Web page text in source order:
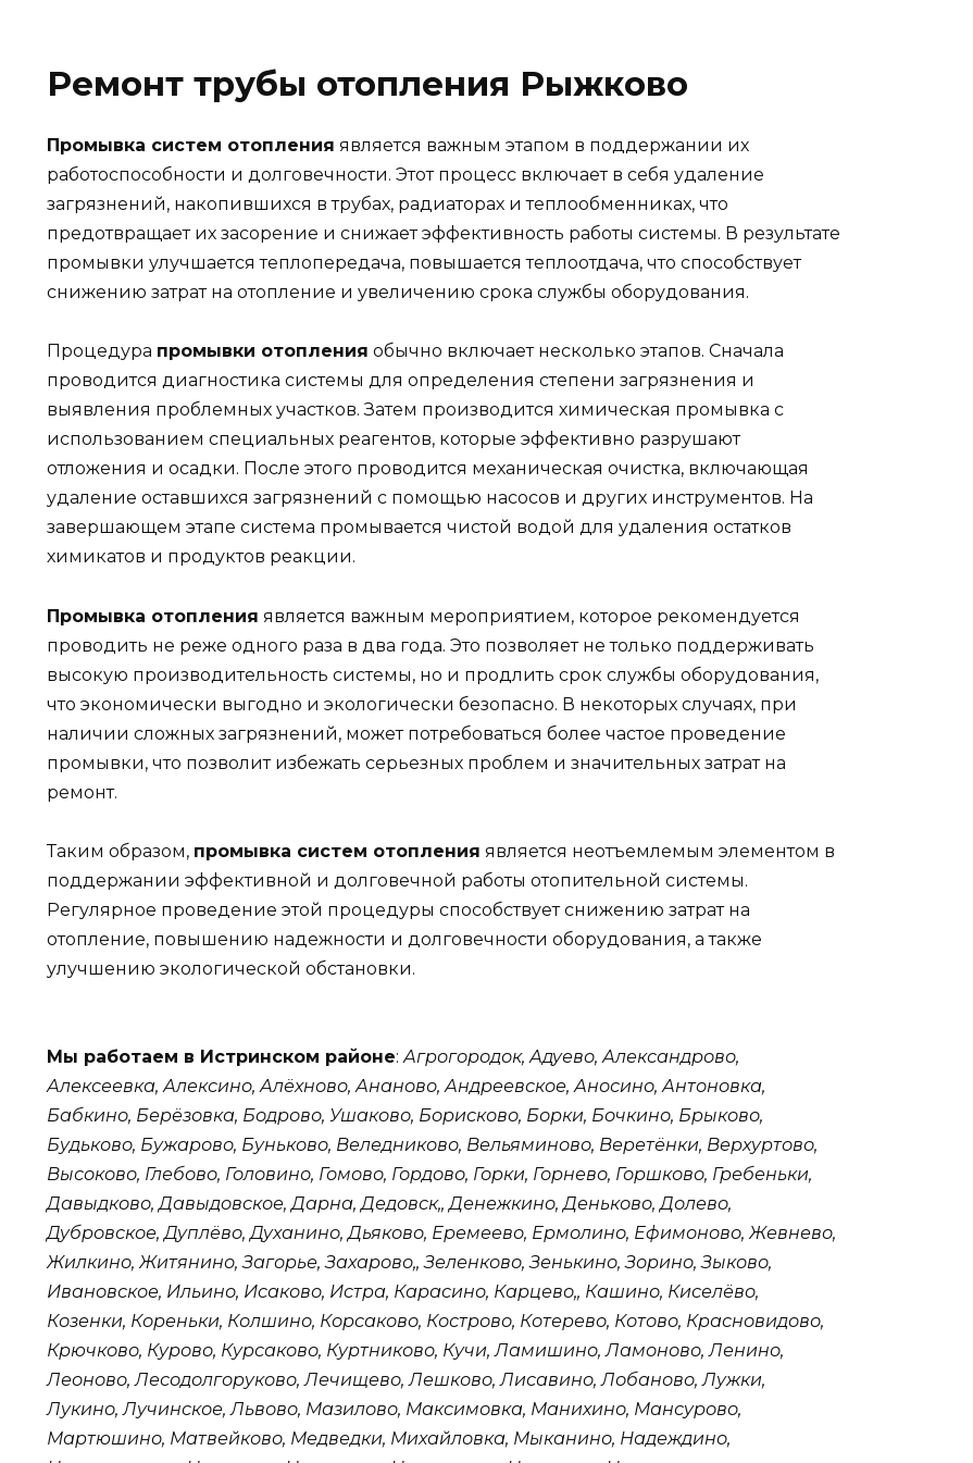
Ремонт трубы отопления Рыжково
Промывка систем отопления является важным этапом в поддержании их
работоспособности и долговечности. Этот процесс включает в себя удаление
загрязнений, накопившихся в трубах, радиаторах и теплообменниках, что
предотвращает их засорение и снижает эффективность работы системы. В результате
промывки улучшается теплопередача, повышается теплоотдача, что способствует
снижению затрат на отопление и увеличению срока службы оборудования.
Процедура промывки отопления обычно включает несколько этапов. Сначала
проводится диагностика системы для определения степени загрязнения и
выявления проблемных участков. Затем производится химическая промывка с
использованием специальных реагентов, которые эффективно разрушают
отложения и осадки. После этого проводится механическая очистка, включающая
удаление оставшихся загрязнений с помощью насосов и других инструментов. На
завершающем этапе система промывается чистой водой для удаления остатков
химикатов и продуктов реакции.
Промывка отопления является важным мероприятием, которое рекомендуется
проводить не реже одного раза в два года. Это позволяет не только поддерживать
высокую производительность системы, но и продлить срок службы оборудования,
что экономически выгодно и экологически безопасно. В некоторых случаях, при
наличии сложных загрязнений, может потребоваться более частое проведение
промывки, что позволит избежать серьезных проблем и значительных затрат на
ремонт.
Таким образом, промывка систем отопления является неотъемлемым элементом в
поддержании эффективной и долговечной работы отопительной системы.
Регулярное проведение этой процедуры способствует снижению затрат на
отопление, повышению надежности и долговечности оборудования, а также
улучшению экологической обстановки.
Мы работаем в Истринском районе:Агрогородок, Адуево, Александрово,
Алексеевка, Алексино, Алёхново, Ананово, Андреевское, Аносино, Антоновка,
Бабкино, Берёзовка, Бодрово, Ушаково, Борисково, Борки, Бочкино, Брыково,
Будьково, Бужарово, Буньково, Веледниково, Вельяминово, Веретёнки, Верхуртово,
Высоково, Глебово, Головино, Гомово, Гордово, Горки, Горнево, Горшково, Гребеньки,
Давыдково, Давыдовское, Дарна, Дедовск,, Денежкино, Деньково, Долево,
Дубровское, Дуплёво, Духанино, Дьяково, Еремеево, Ермолино, Ефимоново, Жевнево,
Жилкино, Житянино, Загорье, Захарово,, Зеленково, Зенькино, Зорино, Зыково,
Ивановское, Ильино, Исаково, Истра, Карасино, Карцево,, Кашино, Киселёво,
Козенки, Кореньки, Колшино, Корсаково, Кострово, Котерево, Котово, Красновидово,
Крючково, Курово, Курсаково, Куртниково, Кучи, Ламишино, Ламоново, Ленино,
Леоново, Лесодолгоруково, Лечищево, Лешково, Лисавино, Лобаново, Лужки,
Лукино, Лучинское, Львово, Мазилово, Максимовка, Манихино, Мансурово,
Мартюшино, Матвейково, Медведки, Михайловка, Мыканино, Надеждино,